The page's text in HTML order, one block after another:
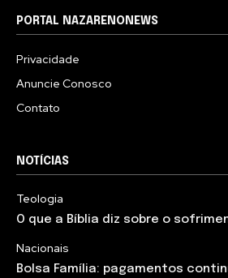
PORTAL NAZARENONEWS
Privacidade
Anuncie Conosco
Contato
NOTÍCIAS
Teologia
O que a Bíblia diz sobre o
Nacionais
Bolsa Família: pagamentos